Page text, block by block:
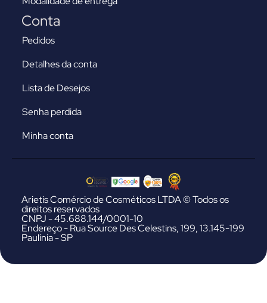
Conta
Pedidos
Detalhes da conta
Lista de Desejos
Senha perdida
Minha conta
Arietis Comércio de Cosméticos LTDA © Todos os
direitos reservados
CNPJ - 45.688.144/0001-10
Endereço - Rua Source Des Celestins, 199, 13.145-199
Paulínia - SP